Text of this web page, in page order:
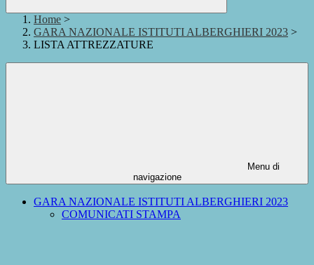
Home >
GARA NAZIONALE ISTITUTI ALBERGHIERI 2023 >
LISTA ATTREZZATURE
Menu di
navigazione
GARA NAZIONALE ISTITUTI ALBERGHIERI 2023
COMUNICATI STAMPA